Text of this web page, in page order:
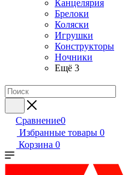
Канцелярия
Брелоки
Коляски
Игрушки
Конструкторы
Ночники
Ещё 3
Сравнение0
Избранные товары 0
Корзина 0